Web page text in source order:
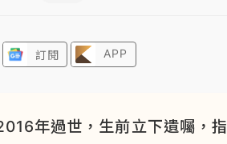
訂閱 APP
年過世，生前立下遺囑，指